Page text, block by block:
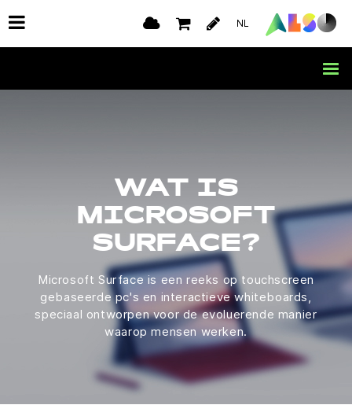
NL
WAT IS
MICROSOFT
SURFACE?
Microsoft Surface is een reeks op touchscreen
gebaseerde pc's en interactieve whiteboards,
speciaal ontworpen voor de evoluerende manier
waarop mensen werken.